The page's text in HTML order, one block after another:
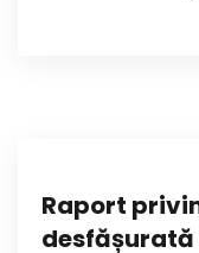
Raport
desfășurată